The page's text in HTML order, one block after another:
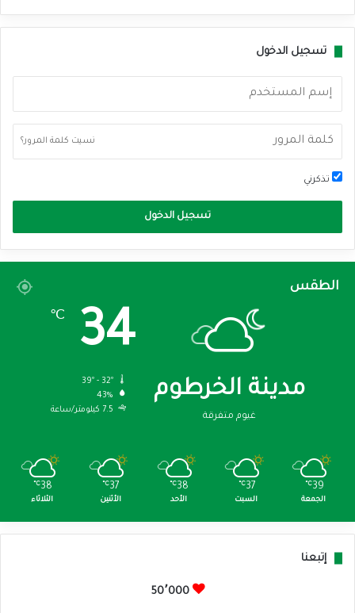
تسجيل الدخول
نسيت كلمة المرور؟
تذكرني
تسجيل الدخول
الطقس
مدينة الخرطوم
غيوم متفرقة
34
℃
43%
7.5 كيلومتر/ساعة
39
℃
الجمعة
37
℃
السبت
38
℃
الأحد
37
℃
الأثنين
38
℃
الثلاثاء
إتبعنا
50٬000